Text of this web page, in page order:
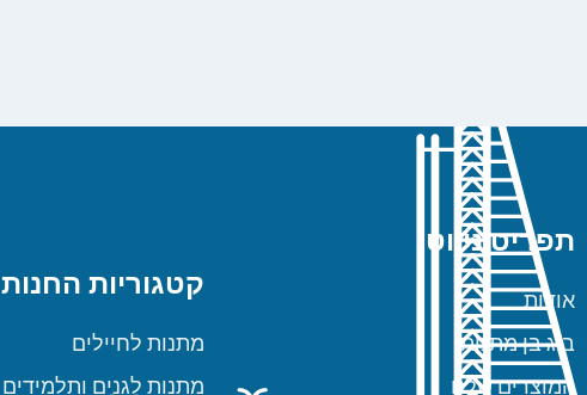
תפריט ניווט
אודות
ביג בן מתנות
המוצרים שלנו
קטגוריות החנות
מתנות לחיילים
מתנות לגנים ותלמידים